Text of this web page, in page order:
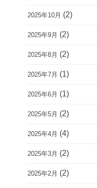
2025年10月 (2)
2025年9月 (2)
2025年8月 (2)
2025年7月 (1)
2025年6月 (1)
2025年5月 (2)
2025年4月 (4)
2025年3月 (2)
2025年2月 (2)